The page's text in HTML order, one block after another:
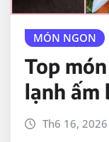
MÓN NGON
Top
lạnh ấm
Th6 16, 2026